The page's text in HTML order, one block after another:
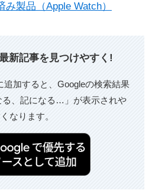
製品（Apple Watch）
新記事を見つけやすく!
追加すると、Googleの検索結果
る、記になる…」が表示されや
なります。